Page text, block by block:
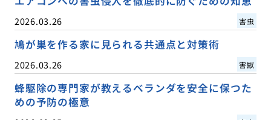
2026.03.26 害虫
鳩が巣を作る家に見られる共通点と対策術
2026.03.26 害獣
蜂駆除の専門家が教えるベランダを安全に保つた
めの予防の極意